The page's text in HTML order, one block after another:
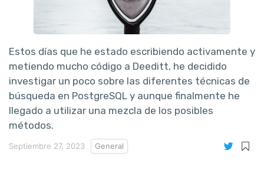
Estos días que he estado escribiendo activamente y
metiendo mucho código a Deeditt, he decidido
investigar un poco sobre las diferentes técnicas de
búsqueda en PostgreSQL y aunque finalmente he
llegado a utilizar una mezcla de los posibles
métodos.
Septiembre 27, 2023 General